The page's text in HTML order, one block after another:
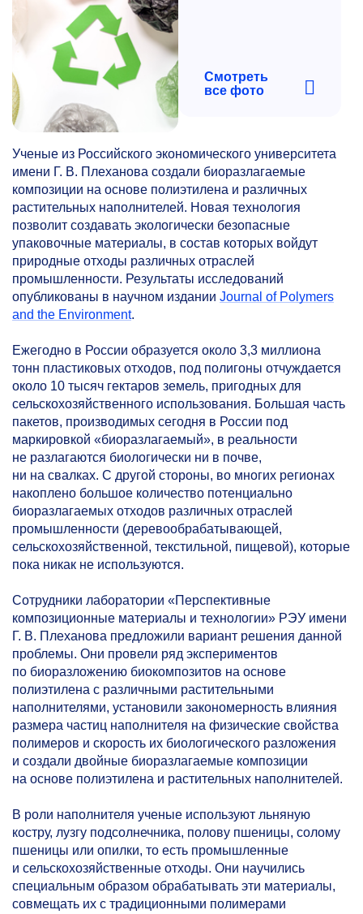
Смотреть
все фото
Ученые из Российского экономического университета
имени Г. В. Плеханова создали биоразлагаемые
композиции на основе полиэтилена и различных
растительных наполнителей. Новая технология
позволит создавать экологически безопасные
упаковочные материалы, в состав которых войдут
природные отходы различных отраслей
промышленности. Результаты исследований
опубликованы в научном издании Journal of Polymers
and the Environment.
Ежегодно в России образуется около 3,3 миллиона
тонн пластиковых отходов, под полигоны отчуждается
около 10 тысяч гектаров земель, пригодных для
сельскохозяйственного использования. Большая часть
пакетов, производимых сегодня в России под
маркировкой «биоразлагаемый», в реальности
не разлагаются биологически ни в почве,
ни на свалках. С другой стороны, во многих регионах
накоплено большое количество потенциально
биоразлагаемых отходов различных отраслей
промышленности (деревообрабатывающей,
сельскохозяйственной, текстильной, пищевой), которые
пока никак не используются.
Сотрудники лаборатории «Перспективные
композиционные материалы и технологии» РЭУ имени
Г. В. Плеханова предложили вариант решения данной
проблемы. Они провели ряд экспериментов
по биоразложению биокомпозитов на основе
полиэтилена с различными растительными
наполнителями, установили закономерность влияния
размера частиц наполнителя на физические свойства
полимеров и скорость их биологического разложения
и создали двойные биоразлагаемые композиции
на основе полиэтилена и растительных наполнителей.
В роли наполнителя ученые используют льняную
костру, лузгу подсолнечника, полову пшеницы, солому
пшеницы или опилки, то есть промышленные
и сельскохозяйственные отходы. Они научились
специальным образом обрабатывать эти материалы,
совмещать их с традиционными полимерами